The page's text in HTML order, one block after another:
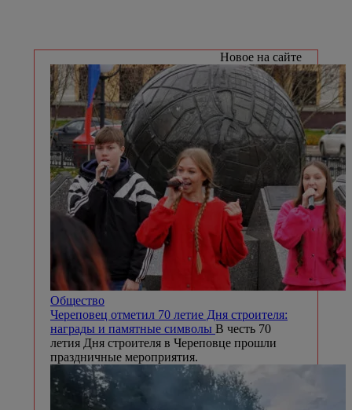
Новое на сайте
Общество
Череповец отметил 70 летие Дня строителя:
награды и памятные символы В честь 70
летия Дня строителя в Череповце прошли
праздничные мероприятия.